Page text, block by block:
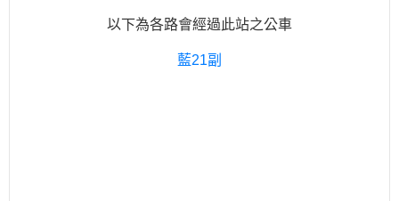
以下為各路會經過此站之公車
藍21副